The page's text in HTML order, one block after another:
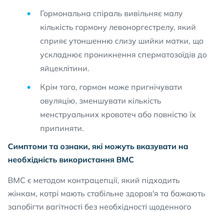
Гормональна спіраль вивільняє малу
кількість гормону левоноргестрелу, який
сприяє утоншенню слизу шийки матки, що
ускладнює проникнення сперматозоїдів до
яйцеклітини.
Крім того, гормон може пригнічувати
овуляцію, зменшувати кількість
менструальних кровотеч або повністю їх
припиняти.
Симптоми та ознаки, які можуть вказувати на
необхідність використання ВМС
ВМС є методом контрацепції, який підходить
жінкам, котрі мають стабільне здоров'я та бажають
запобігти вагітності без необхідності щоденного